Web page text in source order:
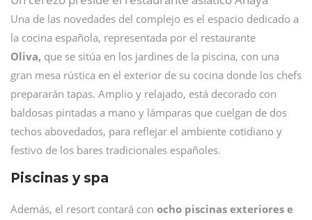
Una de las novedades del complejo es el espacio dedicado a
la cocina española, representada por el restaurante
Oliva, que se sitúa en los jardines de la piscina, con una
gran mesa rústica en el exterior de su cocina donde los chefs
prepararán tapas. Amplio y relajado, está decorado con
baldosas pintadas a mano y lámparas que cuelgan de dos
techos abovedados, para reflejar el ambiente cotidiano y
festivo de los bares tradicionales españoles.
Piscinas y spa
Además, el resort contará con ocho piscinas exteriores e